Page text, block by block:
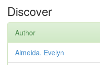
Discover
Author
Almeida, Evelyn